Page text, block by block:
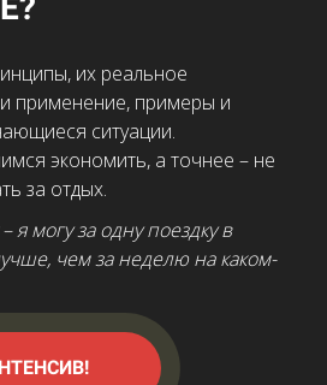
их реальное
применение, примеры и
ситуации.
экономить, а точнее – не
за отдых.
могу за одну поездку в
чем за неделю на каком-